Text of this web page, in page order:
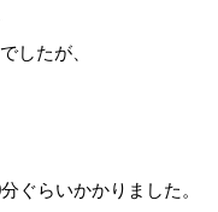
したが、
ぐらいかかりました。